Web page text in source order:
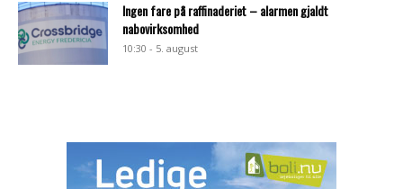
Ingen fare på raffinaderiet – alarmen gjaldt
nabovirksomhed
10:30 - 5. august